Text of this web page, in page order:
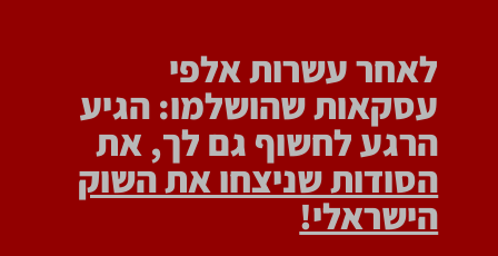
לאחר עשרות אלפי
עסקאות שהושלמו: הגיע
הרגע לחשוף גם לך, את
הסודות שניצחו את השוק
הישראלי!